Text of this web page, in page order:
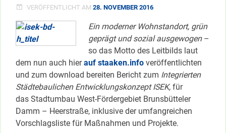
VERÖFFENTLICHT AM 28. NOVEMBER 2016
Ein moderner Wohnstandort, grün
geprägt und sozial ausgewogen–
so das Motto des Leitbilds laut
dem nun auch hierauf staaken.info veröffentlichten
und zum download bereiten Bericht zum Integrierten
Städtebaulichen Entwicklungskonzept ISEK, für
das Stadtumbau West-Fördergebiet Brunsbütteler
Damm – Heerstraße, inklusive der umfangreichen
Vorschlagsliste für Maßnahmen und Projekte.